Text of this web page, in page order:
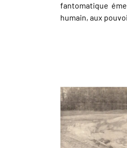
fantomatique
humain, aux